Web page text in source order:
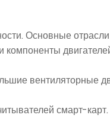
Основные
вентиляторные
смарт-карт.